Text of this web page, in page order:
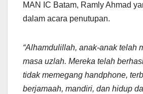
MAN IC Batam, Ramly Ahmad
dalam acara penutupan.
“Alhamdulillah, anak-anak telah
masa uzlah. Mereka telah
tidak memegang handphone,
berjamaah, mandiri, dan hidup